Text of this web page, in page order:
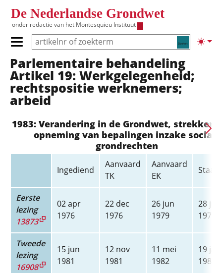
De Nederlandse Grondwet
onder redactie van het Montesquieu Instituut
Zoeken
Primair menu tonen/verbergen
Hoofdnavigatie
Parlementaire behandeling
Artikel 19: Werkgelegenheid;
rechtspositie werknemers;
arbeid
1983: Verandering in de Grondwet,
opneming van bepalingen inzake sociale
grondrechten
Ingediend
Aanvaard
TK
Aanvaard
EK
Eerste
lezing
13873
02 apr
1976
22 dec
1976
26 jun
1979
28 jun
1979
Tweede
lezing
16908
15 jun
1981
12 nov
1981
11 mei
1982
19 jan
1983